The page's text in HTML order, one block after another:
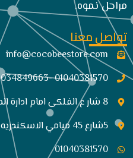
مراحل نموه.
تواصل معنا
info@cocobeestore.com​
01040381570 -034849663
8 شار ع الفلكى امام ادارة الجوازات محطة الرمل الاسكندرية
5شارع 45 ميامي الاسكندريه
01040381570